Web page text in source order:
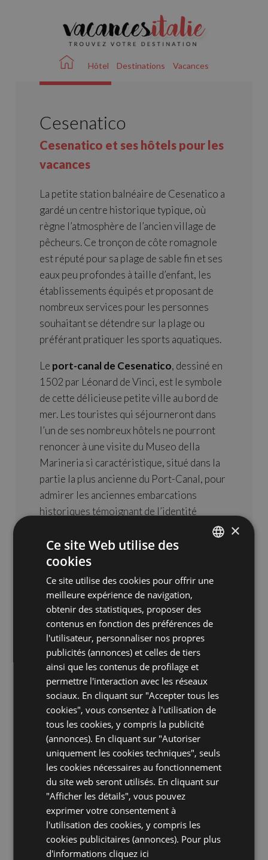
Hôtel Destinations Vacances
Cesenatico
Cesenatico et ses hôtels pour les
vacances
La petite station balnéaire de Cesenatico a
gardé un centre historique typique, où
règne l’atmosphère de l’ancien village de
pêcheurs. Ce tronçon de côte romagnole
est réputé pour sa plage de sable fin et ses
eaux peu profondes à taille d’enfant, les
établissements équipés et proposant de
nombreux services pour les personnes
souhaitant se détendre sur la plage ou
préférant pratiquer les sports aquatiques.
Le port-canal de Cesenatico, dessiné en
1502 par Léonard de Vinci, est le symbole
de cette délicieuse petite ville au bord de
mer. Les touristes qui séjourneront dans
l’un de ses nombreux hôtels ne pourront
renoncer à une visite du Museo della
Marineria si caractéristique, situé dans la
partie la plus ancienne du Port-Canal, pour
admirer les anciennes embarcations
historiques témoignant de l’identité
maritime de la ville. Cesenatico est aussi
connue pour être une destination
privilégiée des cyclistes pour les services
spécialisés qu’elle propose et pour les
nombreuses manifestations de
cyclotourisme internationales qui se
déroulent dans son magnifique arrière-
pays.
Son atmosphère calme et détendue en fait
un lieu idéal aussi pour les familles avec
enfants, qui y trouvent tous les services qui
leur sont réservés pour passer le meilleur
séjour à la mer qui soit. Les restaurants
typiques se succèdent le long du
Port-
canal de Cesenaticoet proposent des
dégustations de la meilleure cuisine
traditionnelle de la mer, des plats de
poisson bleu de l’Adriatique, toujours
d’une extrême fraîcheur, à la célèbre
piadina romagnole.
ENGLISH
FRENCH
RUSSIAN
×
Ce site Web utilise des
cookies
Ce site utilise des cookies pour offrir une
meilleure expérience de navigation,
obtenir des statistiques, proposer des
contenus en fonction des préférences de
l'utilisateur, personnaliser nos propres
publicités (annonces) et celles de tiers
ainsi que les contenus de profilage et
permettre l'interaction avec les réseaux
sociaux. En cliquant sur "Accepter tous les
cookies", vous consentez à l'utilisation de
tous les cookies, y compris la publicité
(annonces). En cliquant sur "Autoriser
uniquement les cookies techniques", seuls
les cookies nécessaires au fonctionnement
du site web seront utilisés. En cliquant sur
"Afficher les détails", vous pouvez
exprimer votre consentement à
l'utilisation des cookies, y compris les
cookies publicitaires (annonces). Pour plus
d'informations cliquez ici